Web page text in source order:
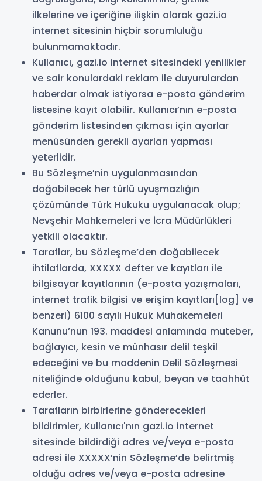
ilkelerine ve içeriğine ilişkin olarak gazi.io
internet sitesinin hiçbir sorumluluğu
bulunmamaktadır.
Kullanıcı, gazi.io internet sitesindeki yenilikler
ve sair konulardaki reklam ile duyurulardan
haberdar olmak istiyorsa e-posta gönderim
listesine kayıt olabilir. Kullanıcı’nın e-posta
gönderim listesinden çıkması için ayarlar
menüsünden gerekli ayarları yapması
yeterlidir.
Bu Sözleşme’nin uygulanmasından
doğabilecek her türlü uyuşmazlığın
çözümünde Türk Hukuku uygulanacak olup;
Nevşehir Mahkemeleri ve İcra Müdürlükleri
yetkili olacaktır.
Taraflar, bu Sözleşme’den doğabilecek
ihtilaflarda, XXXXX defter ve kayıtları ile
bilgisayar kayıtlarının (e-posta yazışmaları,
internet trafik bilgisi ve erişim kayıtları[log] ve
benzeri) 6100 sayılı Hukuk Muhakemeleri
Kanunu’nun 193. maddesi anlamında muteber,
bağlayıcı, kesin ve münhasır delil teşkil
edeceğini ve bu maddenin Delil Sözleşmesi
niteliğinde olduğunu kabul, beyan ve taahhüt
ederler.
Tarafların birbirlerine gönderecekleri
bildirimler, Kullanıcı'nın gazi.io internet
sitesinde bildirdiği adres ve/veya e-posta
adresi ile XXXXX’nin Sözleşme’de belirtmiş
olduğu adres ve/veya e-posta adresine